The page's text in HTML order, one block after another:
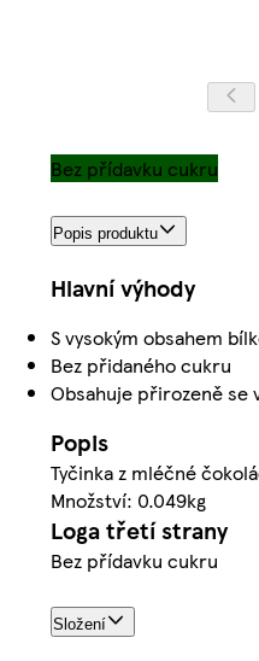
Bez přídavku cukru
Popis produktu
Hlavní výhody
S vysokým obsahem
Bez přidaného cukru
Obsahuje přirozeně se
Popis
Tyčinka z mléčné
Množství: 0.049kg
Loga třetí strany
Bez přídavku cukru
Složení